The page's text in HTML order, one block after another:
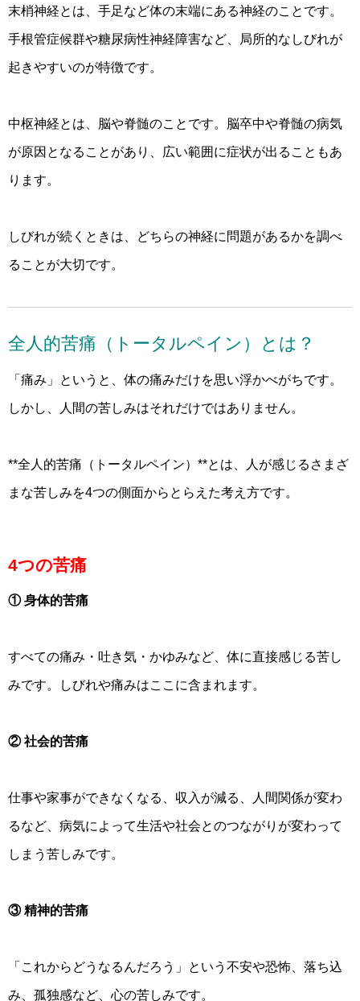
末梢神経とは、手足など体の末端にある神経のことです。
手根管症候群や糖尿病性神経障害など、局所的なしびれが
起きやすいのが特徴です。
中枢神経とは、脳や脊髄のことです。脳卒中や脊髄の病気
が原因となることがあり、広い範囲に症状が出ることもあ
ります。
しびれが続くときは、どちらの神経に問題があるかを調べ
ることが大切です。
全人的苦痛（トータルペイン）とは？
「痛み」というと、体の痛みだけを思い浮かべがちです。
しかし、人間の苦しみはそれだけではありません。
**全人的苦痛（トータルペイン）**とは、人が感じるさまざ
まな苦しみを4つの側面からとらえた考え方です。
4つの苦痛
① 身体的苦痛
すべての痛み・吐き気・かゆみなど、体に直接感じる苦し
みです。しびれや痛みはここに含まれます。
② 社会的苦痛
仕事や家事ができなくなる、収入が減る、人間関係が変わ
るなど、病気によって生活や社会とのつながりが変わって
しまう苦しみです。
③ 精神的苦痛
「これからどうなるんだろう」という不安や恐怖、落ち込
み、孤独感など、心の苦しみです。